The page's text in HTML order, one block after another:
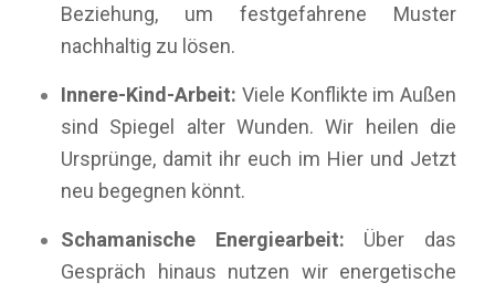
Beziehung, um festgefahrene Muster
nachhaltig zu lösen.
Innere-Kind-Arbeit: Viele Konflikte im Außen
sind Spiegel alter Wunden. Wir heilen die
Ursprünge, damit ihr euch im Hier und Jetzt
neu begegnen könnt.
Schamanische Energiearbeit: Über das
Gespräch hinaus nutzen wir energetische